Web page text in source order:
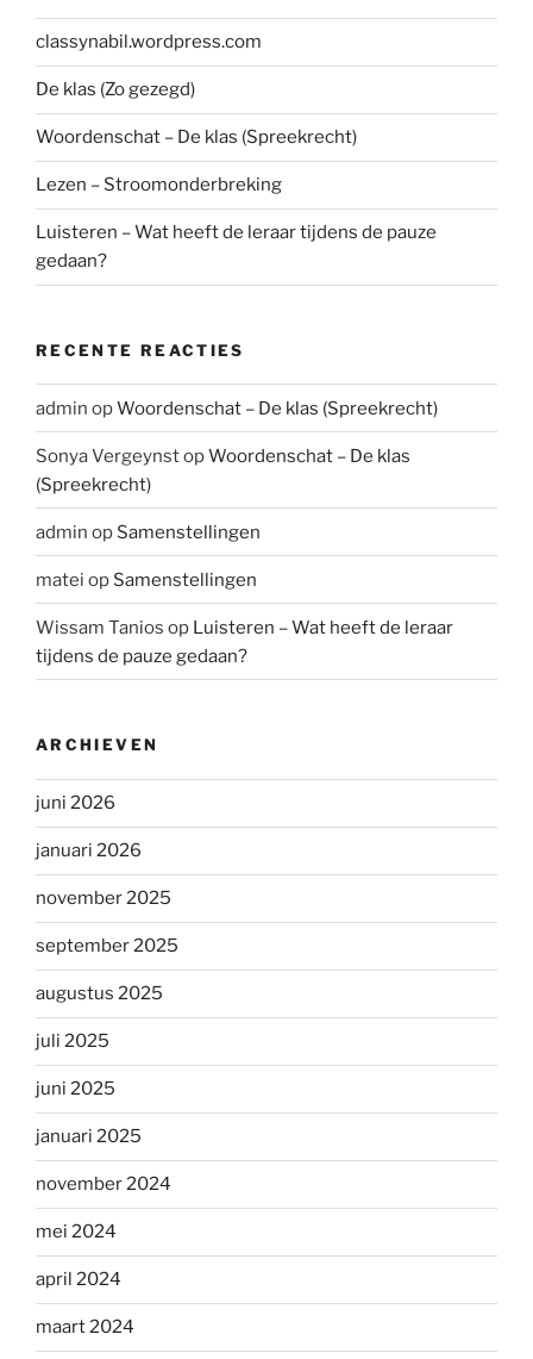
classynabil.wordpress.com
De klas (Zo gezegd)
Woordenschat – De klas (Spreekrecht)
Lezen – Stroomonderbreking
Luisteren – Wat heeft de leraar tijdens de pauze
gedaan?
RECENTE REACTIES
admin opWoordenschat – De klas (Spreekrecht)
Sonya VergeynstopWoordenschat – De klas
(Spreekrecht)
admin op Samenstellingen
matei op Samenstellingen
Wissam Tanios op Luisteren – Wat heeft de leraar
tijdens de pauze gedaan?
ARCHIEVEN
juni 2026
januari 2026
november 2025
september 2025
augustus 2025
juli 2025
juni 2025
januari 2025
november 2024
mei 2024
april 2024
maart 2024